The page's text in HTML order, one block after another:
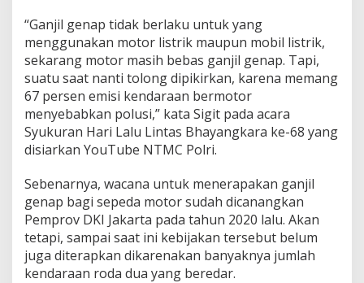
“Ganjil genap tidak berlaku untuk yang
menggunakan motor listrik maupun mobil listrik,
sekarang motor masih bebas ganjil genap. Tapi,
suatu saat nanti tolong dipikirkan, karena memang
67 persen emisi kendaraan bermotor
menyebabkan polusi,” kata Sigit pada acara
Syukuran Hari Lalu Lintas Bhayangkara ke-68 yang
disiarkan YouTube NTMC Polri.
Sebenarnya, wacana untuk menerapakan ganjil
genap bagi sepeda motor sudah dicanangkan
Pemprov DKI Jakarta pada tahun 2020 lalu. Akan
tetapi, sampai saat ini kebijakan tersebut belum
juga diterapkan dikarenakan banyaknya jumlah
kendaraan roda dua yang beredar.